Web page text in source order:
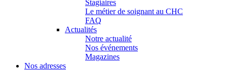
Stagiaires
Le métier de soignant au CHC
FAQ
Actualités
Notre actualité
Nos événements
Magazines
Nos adresses